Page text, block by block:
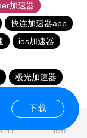
加速器
快连加速器app
ios加速器
极光加速器
排行 推荐
下载
0.029224s